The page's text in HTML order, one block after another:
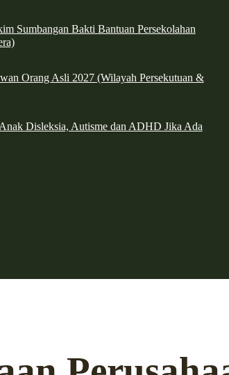
Sumbangan Bakti Bantuan Persekolahan
Orang Asli 2027 (Wilayah Persekutuan &
Disleksia, Autisme dan ADHD Jika Ada